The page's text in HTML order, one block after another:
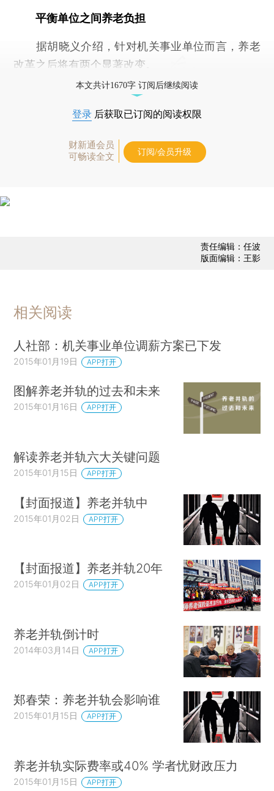
平衡单位之间养老负担
据胡晓义介绍，针对机关事业单位而言，养老
改革之后将有两个显著改变。
本文共计1670字 订阅后继续阅读
登录 后获取已订阅的阅读权限
财新通会员
可畅读全文
订阅/会员升级
责任编辑：任波
版面编辑：王影
相关阅读
人社部：机关事业单位调薪方案已下发
2015年01月19日 APP打开
图解养老并轨的过去和未来
2015年01月16日 APP打开
解读养老并轨六大关键问题
2015年01月15日 APP打开
【封面报道】养老并轨中
2015年01月02日 APP打开
【封面报道】养老并轨20年
2015年01月02日 APP打开
养老并轨倒计时
2014年03月14日 APP打开
郑春荣：养老并轨会影响谁
2015年01月15日 APP打开
养老并轨实际费率或40% 学者忧财政压力
2015年01月15日 APP打开